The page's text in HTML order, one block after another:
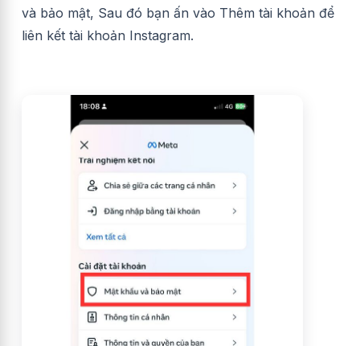
và bảo mật, Sau đó bạn ấn vào Thêm tài khoản để
liên kết tài khoản Instagram.